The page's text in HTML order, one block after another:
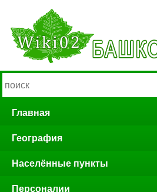
Главная
География
Населённые пункты
Персоналии